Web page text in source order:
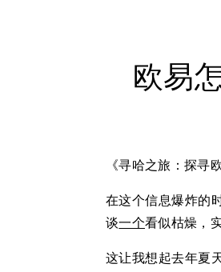
欧易
《寻哈之旅：探寻
在这个信息爆炸的
谈一个看似枯燥，
这让我想起去年夏